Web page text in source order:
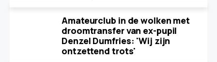
Amateurclub in de wolken met
droomtransfer van ex-pupil
Denzel Dumfries: 'Wij zijn
ontzettend trots'